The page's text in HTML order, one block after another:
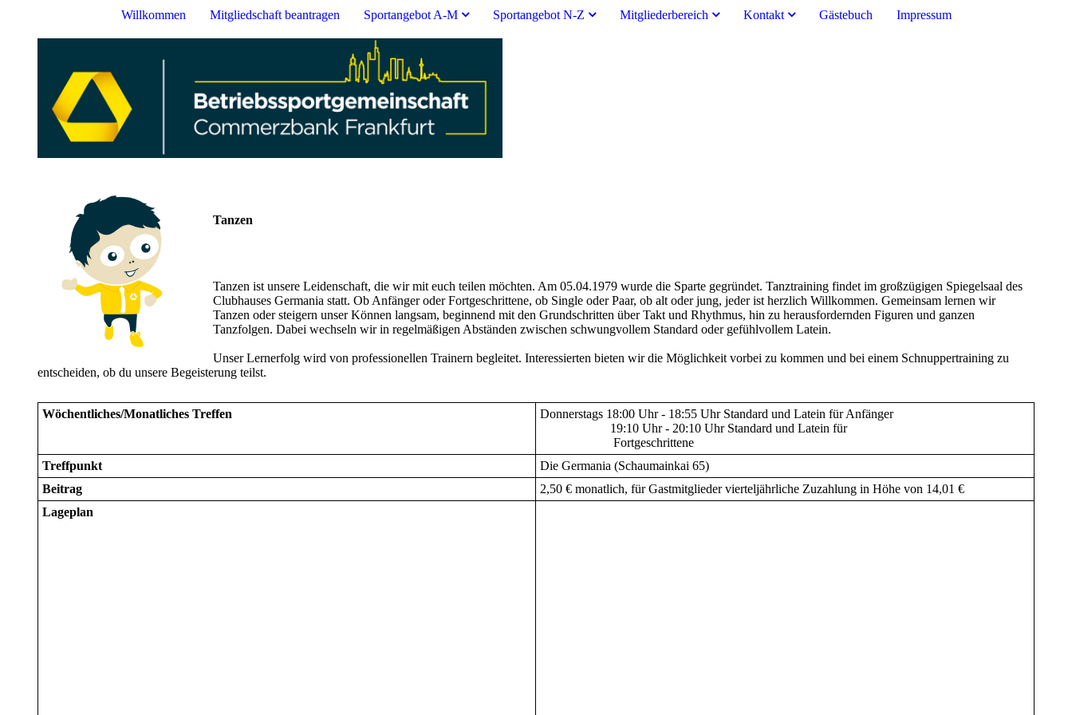
Willkommen Mitgliedschaft beantragen Sportangebot A-M Sportangebot N-Z Mitgliederbereich Kontakt Gästebuch Impressum
Tanzen
Tanzen ist unsere Leidenschaft, die wir mit euch teilen möchten. Am 05.04.1979 wurde die Sparte gegründet. Tanztraining findet im großzügigen Spiegelsaal des
Clubhauses Germania statt. Ob Anfänger oder Fortgeschrittene, ob Single oder Paar, ob alt oder jung, jeder ist herzlich Willkommen. Gemeinsam lernen wir
Tanzen oder steigern unser Können langsam, beginnend mit den Grundschritten über Takt und Rhythmus, hin zu herausfordernden Figuren und ganzen
Tanzfolgen. Dabei wechseln wir in regelmäßigen Abständen zwischen schwungvollem Standard oder gefühlvollem Latein.
Unser Lernerfolg wird von professionellen Trainern begleitet. Interessierten bieten wir die Möglichkeit vorbei zu kommen und bei einem Schnuppertraining zu
entscheiden, ob du unsere Begeisterung teilst.
Wöchentliches/Monatliches Treffen
Donnerstags 18:00 Uhr - 18:55 Uhr Standard und Latein für Anfänger
19:10 Uhr - 20:10 Uhr Standard und Latein für
Fortgeschrittene
Treffpunkt
Die Germania (Schaumainkai 65)
Beitrag
2,50 € monatlich, für Gastmitglieder vierteljährliche Zuzahlung in Höhe von 14,01 €
Lageplan